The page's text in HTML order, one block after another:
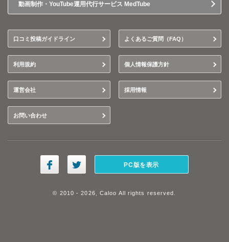
動画制作・YouTube運用代行サービス MedTube
口コミ投稿ガイドライン よくあるご質問（FAQ）
利用規約 個人情報保護方針
運営会社 採用情報
お問い合わせ
PC版を表示
© 2010 - 2026, Caloo All rights reserved.